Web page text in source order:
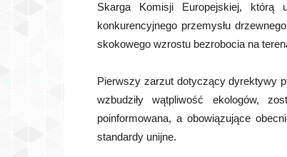
Skarga Komisji Europejskiej, którą
konkurencyjnego przemysłu
skokowego wzrostu bezrobocia na
Pierwszy zarzut dotyczący dyrektywy
wzbudziły wątpliwość ekologów,
poinformowana, a obowiązujące
standardy unijne.